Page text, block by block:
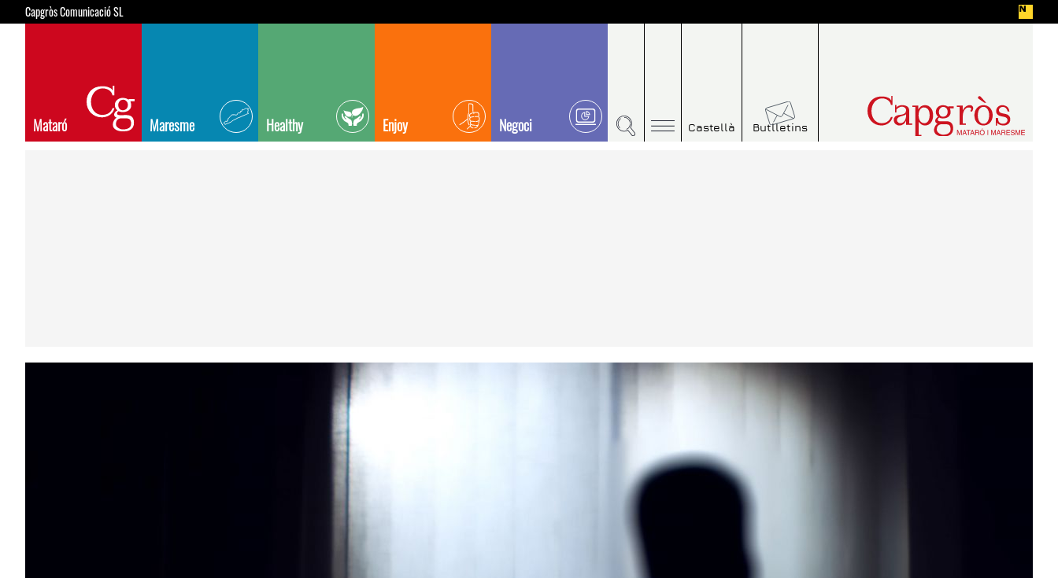
Capgròs Comunicació SL
Mataró Maresme Healthy Enjoy Negoci Castellà Butlletins